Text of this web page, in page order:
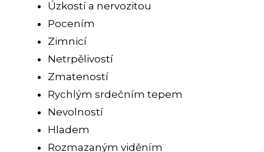
Úzkostí a nervozitou
Pocením
Zimnicí
Netrpělivostí
Zmateností
Rychlým srdečním tepem
Nevolností
Hladem
Rozmazaným viděním